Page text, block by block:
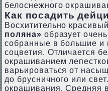
белоснежного
Как посадить
Восхитительно
поляна» образует
собранные в большие
соцветия. Отличается
окрашиванием
варьироваться от
до брусничного или
окрашивания. Средняя